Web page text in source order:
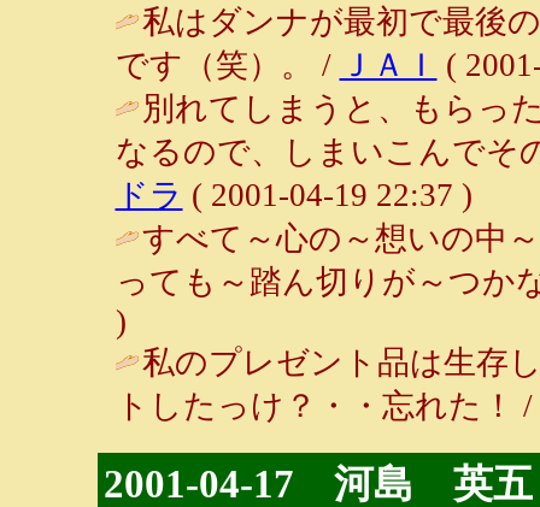
私はダンナが最初で最後
です（笑）。 / ＪＡＩ
(
別れてしまうと、もらっ
なるので、しまいこんでそ
ドラ ( 2001-04-19 22:37 )
すべて～心の～想いの中
っても～踏ん切りが～つか
)
私のプレゼント品は生存
トしたっけ？・・忘れた！
2001-04-17 河島 英五